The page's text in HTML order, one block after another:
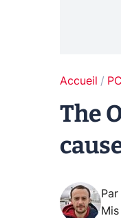
Accueil
The
Par